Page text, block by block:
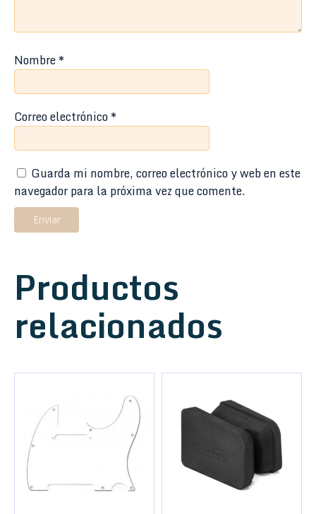
Nombre*
Correo electrónico*
Guarda mi nombre, correo electrónico y web en este
navegador para la próxima vez que comente.
Productos
relacionados